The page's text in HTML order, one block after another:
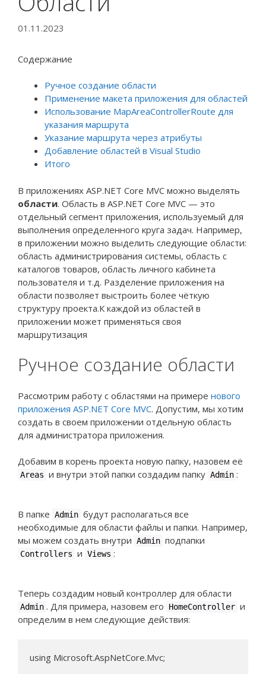
01.11.2023
Содержание
Ручное создание области
Применение макета приложения для областей
Использование MapAreaControllerRoute для
указания маршрута
Указание маршрута через атрибуты
Добавление областей в Visual Studio
Итого
В приложениях ASP.NET Core MVC можно выделять
области. Область в ASP.NET Core MVC — это
отдельный сегмент приложения, используемый для
выполнения определенного круга задач. Например,
в приложении можно выделить следующие области:
область администрирования системы, область с
каталогов товаров, область личного кабинета
пользователя и т.д. Разделение приложения на
области позволяет выстроить более чёткую
структуру проекта.К каждой из областей в
приложении может применяться своя
маршрутизация
Ручное создание области
Рассмотрим работу с областями на примере нового
приложения ASP.NET Core MVC. Допустим, мы хотим
создать в своем приложении отдельную область
для администратора приложения.
Добавим в корень проекта новую папку, назовем её
Areas и внутри этой папки создадим папку Admin :
В папке Admin будут располагаться все
необходимые для области файлы и папки. Например,
мы можем создать внутри Admin подпапки
Controllers и Views :
Теперь создадим новый контроллер для области
Admin . Для примера, назовем его HomeController и
определим в нем следующие действия:
using Microsoft.AspNetCore.Mvc;